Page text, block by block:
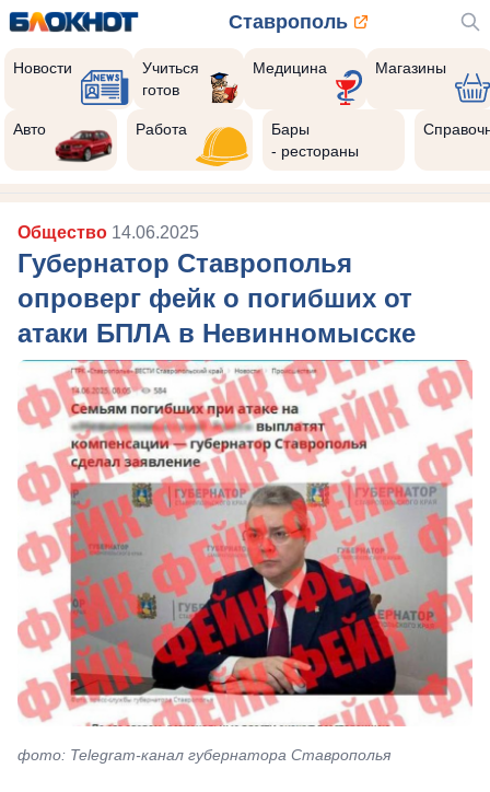
Ставрополь
Новости
Учиться
готов
Медицина Магазины
Авто Работа
Бары
- рестораны
Общество 14.06.2025
Губернатор Ставрополья
опроверг фейк о погибших от
атаки БПЛА в Невинномысске
фото: Telegram-канал губернатора Ставрополья